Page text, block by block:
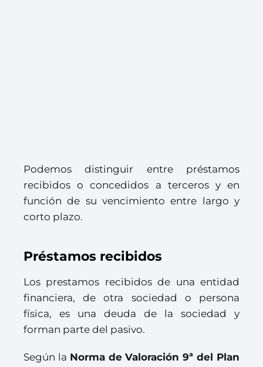
Podemos distinguir entre préstamos
recibidos o concedidos a terceros y en
función de su vencimiento entre largo y
corto plazo.
Préstamos recibidos
Los prestamos recibidos de una entidad
financiera, de otra sociedad o persona
física, es una deuda de la sociedad y
forman parte del pasivo.
Según la Norma de Valoración 9ª del Plan